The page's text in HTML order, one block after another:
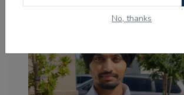
No, thanks